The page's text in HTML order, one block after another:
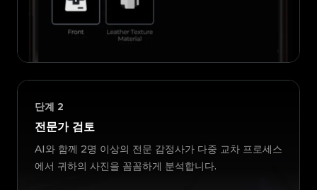
단계 2
전문가 검토
AI와 함께 2명 이상의 전문 감정사가 다중 교차 프로세스
에서 귀하의 사진을 꼼꼼하게 분석합니다.